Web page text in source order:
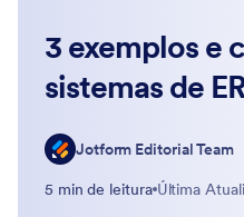
3 exemplos e
sistemas de
Jotform Editorial Team
5 min de leitura Última